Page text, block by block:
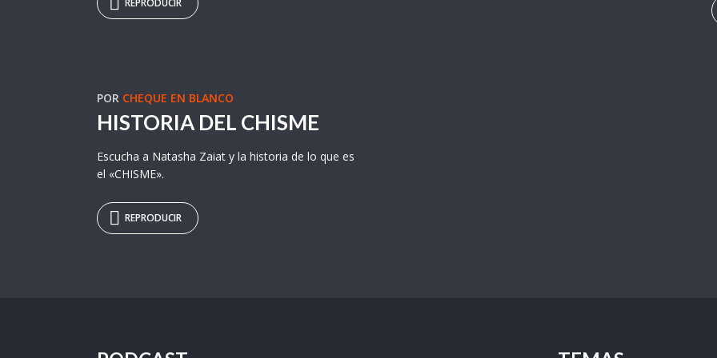
REPRODUCIR
POR CHEQUE EN BLANCO
HISTORIA DEL CHISME
Escucha a Natasha Zaiat y la historia de lo que es
el «CHISME».
REPRODUCIR